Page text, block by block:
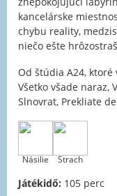
kancelárske
chybu reality,
niečo ešte
Od štúdia A24,
Všetko všade naraz,
Slnovrat, Prekliate
Násilie Strach
Játékidő: 105 perc